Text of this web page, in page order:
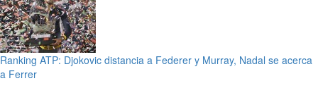
Ranking ATP: Djokovic distancia a Federer y Murray, Nadal se acerca
a Ferrer